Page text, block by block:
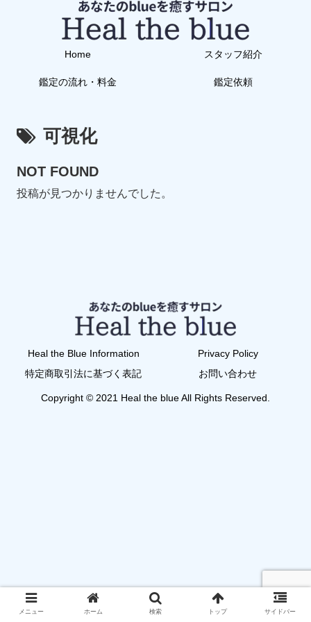
Home スタッフ紹介
鑑定の流れ・料金 鑑定依頼
可視化
NOT FOUND
投稿が見つかりませんでした。
Heal the Blue Information
Privacy Policy
特定商取引法に基づく表記
お問い合わせ
Copyright © 2021 Heal the blue All Rights Reserved.
メニュー ホーム 検索 トップ サイドバー